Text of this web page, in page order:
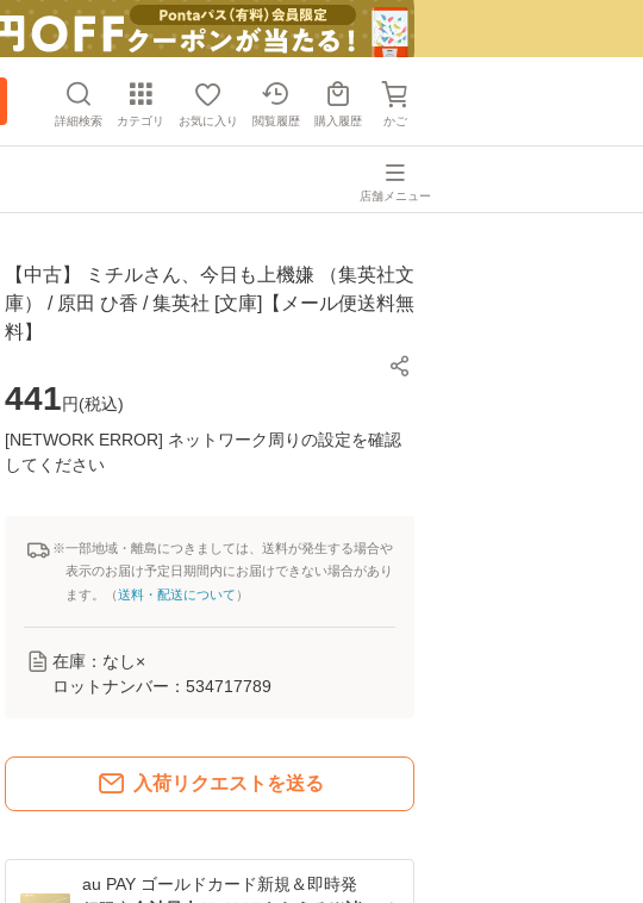
詳細検索 カテゴリ お気に入り 閲覧履歴 購入履歴 かご
店舗メニュー
【中古】 ミチルさん、今日も上機嫌 （集英社文
庫） / 原田 ひ香 / 集英社 [文庫]【メール便送料無
料】
441円(税込)
[NETWORK ERROR] ネットワーク周りの設定を確認
してください
※一部地域・離島につきましては、送料が発生する場合や
表示のお届け予定日期間内にお届けできない場合があり
ます。（送料・配送について ）
在庫：なし×
ロットナンバー： 534717789
入荷リクエストを送る
au PAY ゴールドカード新規＆即時発